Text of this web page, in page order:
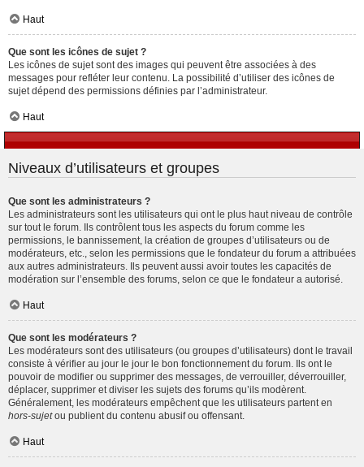
Haut
Que sont les icônes de sujet ?
Les icônes de sujet sont des images qui peuvent être associées à des
messages pour refléter leur contenu. La possibilité d’utiliser des icônes de
sujet dépend des permissions définies par l’administrateur.
Haut
Niveaux d’utilisateurs et groupes
Que sont les administrateurs ?
Les administrateurs sont les utilisateurs qui ont le plus haut niveau de contrôle
sur tout le forum. Ils contrôlent tous les aspects du forum comme les
permissions, le bannissement, la création de groupes d’utilisateurs ou de
modérateurs, etc., selon les permissions que le fondateur du forum a attribuées
aux autres administrateurs. Ils peuvent aussi avoir toutes les capacités de
modération sur l’ensemble des forums, selon ce que le fondateur a autorisé.
Haut
Que sont les modérateurs ?
Les modérateurs sont des utilisateurs (ou groupes d’utilisateurs) dont le travail
consiste à vérifier au jour le jour le bon fonctionnement du forum. Ils ont le
pouvoir de modifier ou supprimer des messages, de verrouiller, déverrouiller,
déplacer, supprimer et diviser les sujets des forums qu’ils modèrent.
Généralement, les modérateurs empêchent que les utilisateurs partent en
hors-sujetou publient du contenu abusif ou offensant.
Haut